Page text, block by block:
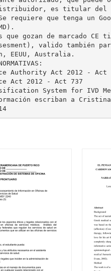
es titular del
requiere que tenga un
que gozan de marcado
valido también
EEUU, Australia.
Authority Act 2012 - Act
Act 2012 - Act 737
System for IVD
escriban a
9 Octubre 2014